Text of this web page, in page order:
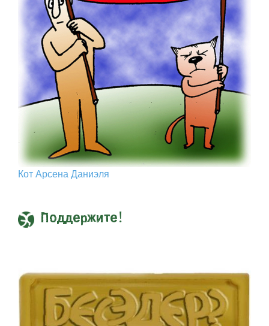
Кот Арcена Даниэля
Поддержите!